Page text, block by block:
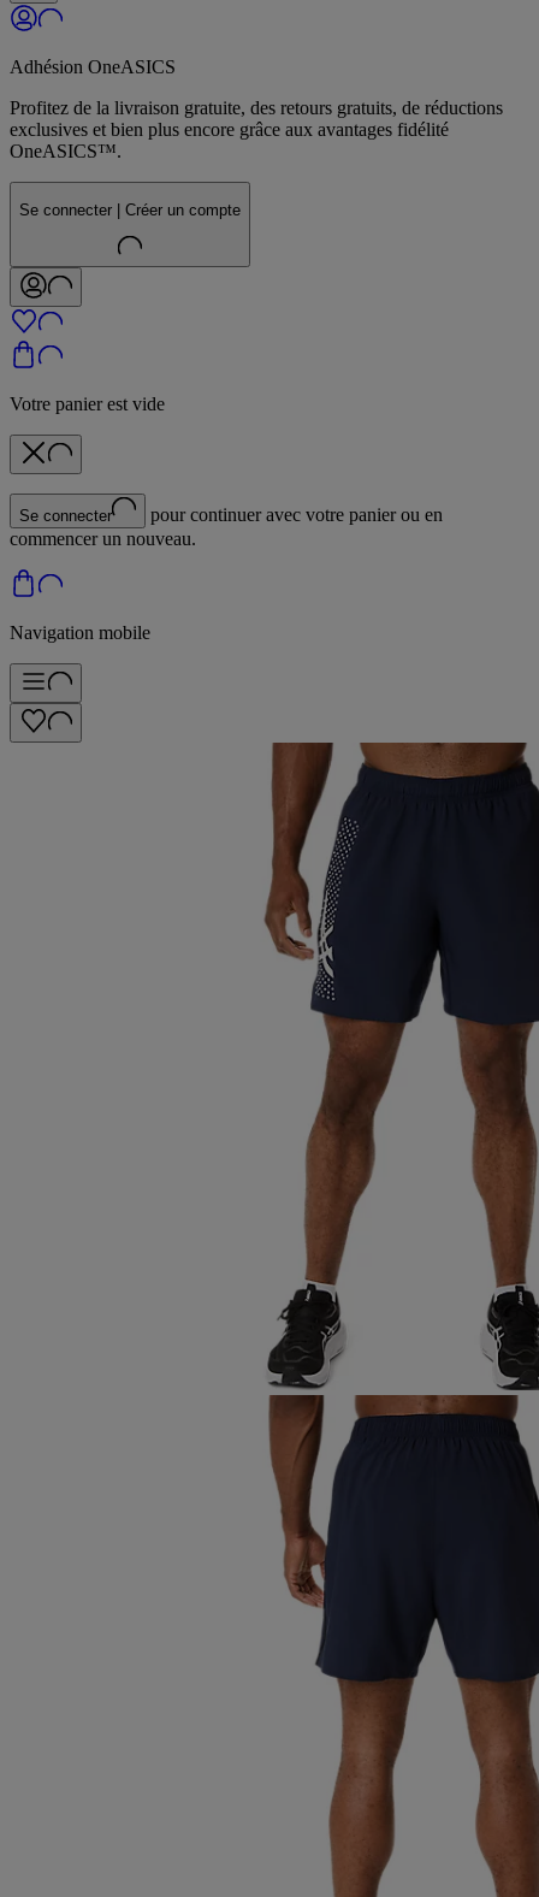
Adhésion OneASICS
Profitez de la livraison gratuite, des retours gratuits, de réductions
exclusives et bien plus encore grâce aux avantages fidélité
OneASICS™.
Se connecter | Créer un compte
Votre panier est vide
Se connecter
pour continuer avec votre panier ou en
commencer un nouveau.
Navigation mobile